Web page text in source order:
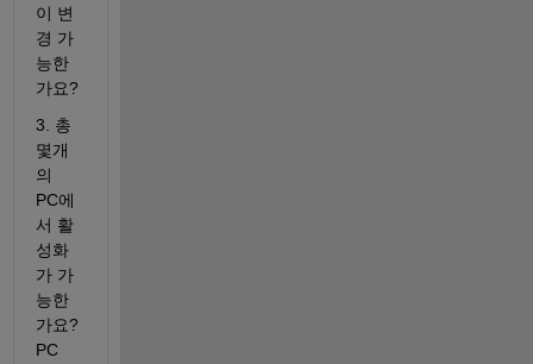
이 변
경 가
능한
가요?
3. 총
몇개
의
PC에
서 활
성화
가 가
능한
가요?
PC